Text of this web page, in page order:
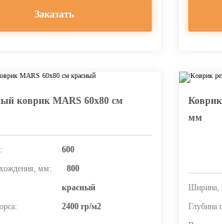
Заказать
коврик MARS 60х80 см
600
мм:
800
красный
2400 гр/м2
мм
Ширина,
Глубина